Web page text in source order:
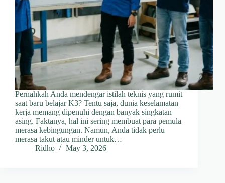
Pernahkah Anda mendengar istilah teknis yang rumit
saat baru belajar K3? Tentu saja, dunia keselamatan
kerja memang dipenuhi dengan banyak singkatan
asing. Faktanya, hal ini sering membuat para pemula
merasa kebingungan. Namun, Anda tidak perlu
merasa takut atau minder untuk…
Ridho
May 3, 2026